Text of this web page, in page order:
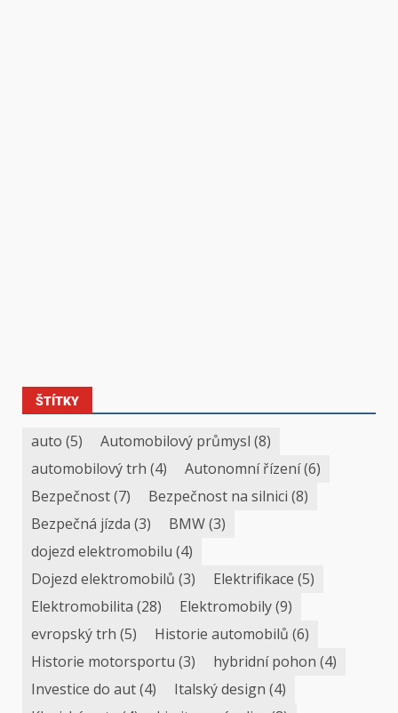
ŠTÍTKY
auto (5) Automobilový průmysl (8)
automobilový trh (4) Autonomní řízení(6)
Bezpečnost(7) Bezpečnost na silnici (8)
Bezpečná jízda (3) BMW(3)
dojezd elektromobilu (4)
Dojezd elektromobilů (3) Elektrifikace (5)
Elektromobilita (28) Elektromobily(9)
evropský trh (5) Historie automobilů (6)
Historie motorsportu (3) hybridní pohon (4)
Investice do aut(4) Italský design (4)